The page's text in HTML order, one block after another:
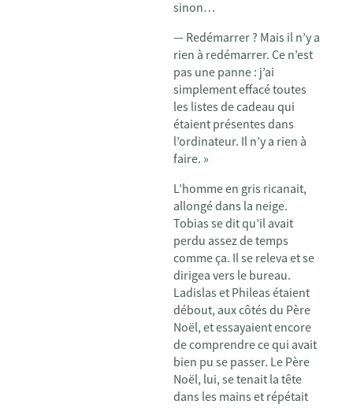
sinon…
— Redémarrer ? Mais il n’y a
rien à redémarrer. Ce n’est
pas une panne : j’ai
simplement effacé toutes
les listes de cadeau qui
étaient présentes dans
l’ordinateur. Il n’y a rien à
faire. »
L’homme en gris ricanait,
allongé dans la neige.
Tobias se dit qu’il avait
perdu assez de temps
comme ça. Il se releva et se
dirigea vers le bureau.
Ladislas et Phileas étaient
débout, aux côtés du Père
Noël, et essayaient encore
de comprendre ce qui avait
bien pu se passer. Le Père
Noël, lui, se tenait la tête
dans les mains et répétait